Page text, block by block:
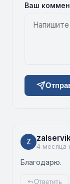
Ваш
Z
4 месяца
Благодарю.
Ответить